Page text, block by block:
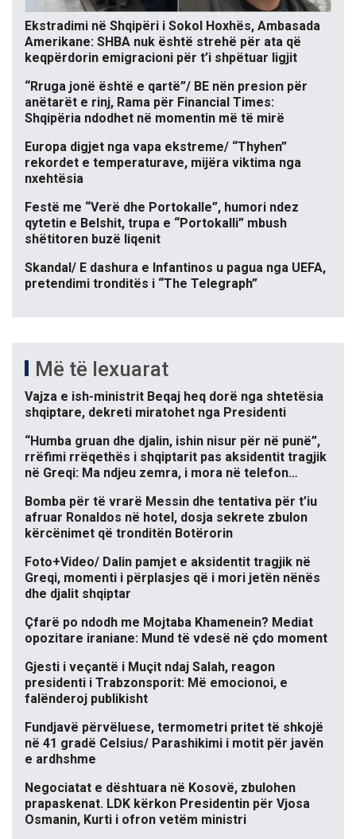
Ekstradimi në Shqipëri i Sokol Hoxhës, Ambasada
Amerikane: SHBA nuk është strehë për ata që
keqpërdorin emigracioni për t’i shpëtuar ligjit
“Rruga jonë është e qartë”/ BE nën presion për
anëtarët e rinj, Rama për Financial Times:
Shqipëria ndodhet në momentin më të mirë
Europa digjet nga vapa ekstreme/ “Thyhen”
rekordet e temperaturave, mijëra viktima nga
nxehtësia
Festë me “Verë dhe Portokalle”, humori ndez
qytetin e Belshit, trupa e “Portokalli” mbush
shëtitoren buzë liqenit
Skandal/ E dashura e Infantinos u pagua nga UEFA,
pretendimi tronditës i “The Telegraph”
Më të lexuarat
Vajza e ish-ministrit Beqaj heq dorë nga shtetësia
shqiptare, dekreti miratohet nga Presidenti
“Humba gruan dhe djalin, ishin nisur për në punë”,
rrëfimi rrëqethës i shqiptarit pas aksidentit tragjik
në Greqi: Ma ndjeu zemra, i mora në telefon…
Bomba për të vrarë Messin dhe tentativa për t’iu
afruar Ronaldos në hotel, dosja sekrete zbulon
kërcënimet që tronditën Botërorin
Foto+Video/ Dalin pamjet e aksidentit tragjik në
Greqi, momenti i përplasjes që i mori jetën nënës
dhe djalit shqiptar
Çfarë po ndodh me Mojtaba Khamenein? Mediat
opozitare iraniane: Mund të vdesë në çdo moment
Gjesti i veçantë i Muçit ndaj Salah, reagon
presidenti i Trabzonsporit: Më emocionoi, e
falënderoj publikisht
Fundjavë përvëluese, termometri pritet të shkojë
në 41 gradë Celsius/ Parashikimi i motit për javën
e ardhshme
Negociatat e dështuara në Kosovë, zbulohen
prapaskenat. LDK kërkon Presidentin për Vjosa
Osmanin, Kurti i ofron vetëm ministri